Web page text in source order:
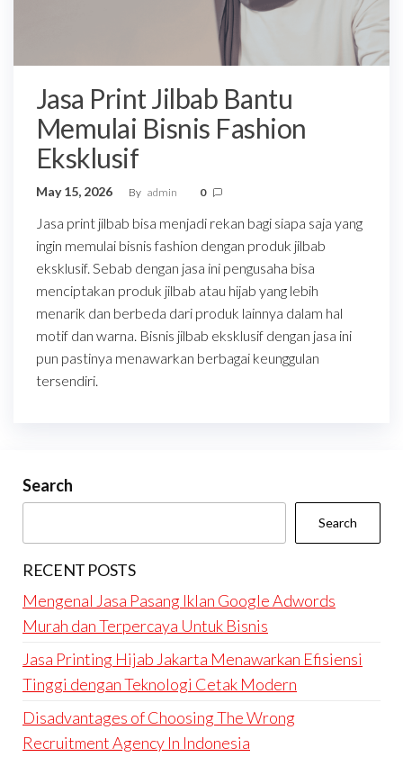
Jasa Print Jilbab Bantu
Memulai Bisnis Fashion
Eksklusif
May 15, 2026 By admin 0
Jasa print jilbab bisa menjadi rekan bagi siapa saja yang
ingin memulai bisnis fashion dengan produk jilbab
eksklusif. Sebab dengan jasa ini pengusaha bisa
menciptakan produk jilbab atau hijab yang lebih
menarik dan berbeda dari produk lainnya dalam hal
motif dan warna. Bisnis jilbab eksklusif dengan jasa ini
pun pastinya menawarkan berbagai keunggulan
tersendiri.
Search
Search
RECENT POSTS
Mengenal Jasa Pasang Iklan Google Adwords
Murah dan Terpercaya Untuk Bisnis
Jasa Printing Hijab Jakarta Menawarkan Efisiensi
Tinggi dengan Teknologi Cetak Modern
Disadvantages of Choosing The Wrong
Recruitment Agency In Indonesia